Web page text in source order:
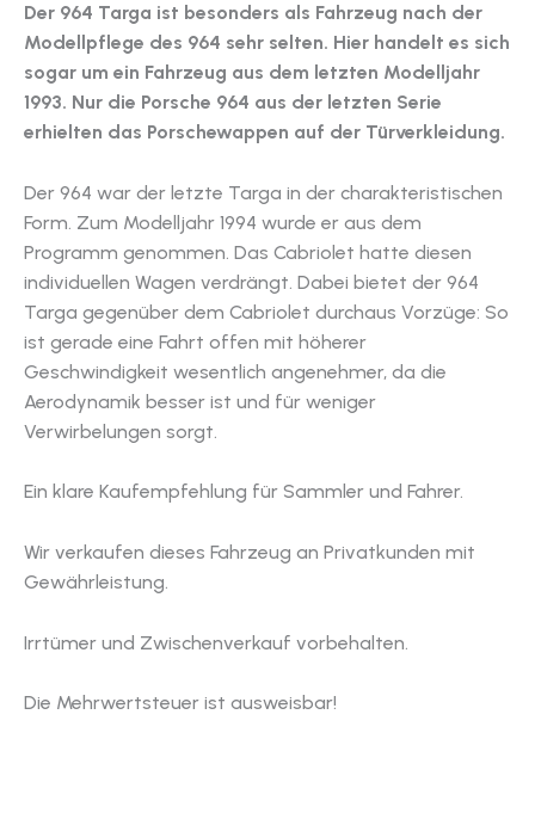
Der 964 Targa ist besonders als Fahrzeug nach der
Modellpflege des 964 sehr selten. Hier handelt es sich
sogar um ein Fahrzeug aus dem letzten Modelljahr
1993. Nur die Porsche 964 aus der letzten Serie
erhielten das Porschewappen auf der Türverkleidung.
Der 964 war der letzte Targa in der charakteristischen
Form. Zum Modelljahr 1994 wurde er aus dem
Programm genommen. Das Cabriolet hatte diesen
individuellen Wagen verdrängt. Dabei bietet der 964
Targa gegenüber dem Cabriolet durchaus Vorzüge: So
ist gerade eine Fahrt offen mit höherer
Geschwindigkeit wesentlich angenehmer, da die
Aerodynamik besser ist und für weniger
Verwirbelungen sorgt.
Ein klare Kaufempfehlung für Sammler und Fahrer.
Wir verkaufen dieses Fahrzeug an Privatkunden mit
Gewährleistung.
Irrtümer und Zwischenverkauf vorbehalten.
Die Mehrwertsteuer ist ausweisbar!